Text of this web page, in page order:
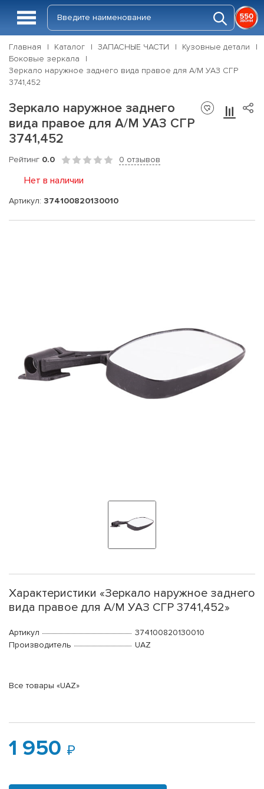
Главная Каталог ЗАПАСНЫЕ ЧАСТИ
Кузовные детали
Боковые зеркала
Зеркало наружное заднего вида правое для А/М УАЗ СГР
3741,452
Зеркало наружное заднего
вида правое для А/М УАЗ СГР
3741,452
Рейтинг 0.0 0 отзывов
Нет в наличии
Артикул: 374100820130010
Характеристики «Зеркало наружное заднего
вида правое для А/М УАЗ СГР 3741,452»
Артикул
374100820130010
Производитель
UAZ
Все товары «UAZ»
1 950